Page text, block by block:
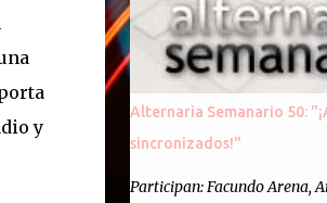
y
Alternaria Semanario 50:
sincronizados!"
Participan: Facundo Arena,